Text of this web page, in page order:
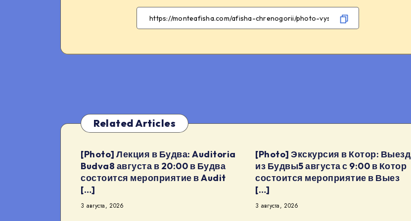
Facebook
Twitter
TelegramWhatsApp
Related Articles
[Photo] Лекция в Будва: Auditoria
Budva8 августа в 20:00 в Будва
состоится мероприятие в Audit
[…]
3 августа, 2026
[Photo] Экскурсия в Котор: Выезд
из Будвы5 августа с 9:00 в Котор
состоится мероприятие в Выез
[…]
3 августа, 2026